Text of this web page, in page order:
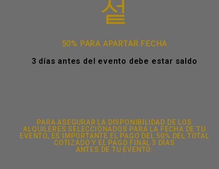
50% PARA APARTAR FECHA
3 días antes del evento debe estar saldo
PARA ASEGURAR LA DISPONIBILIDAD DE LOS
ALQUILERES SELECCIONADOS PARA LA FECHA DE TU
EVENTO, ES IMPORTANTE EL PAGO DEL 50% DEL TOTAL
COTIZADO Y EL PAGO FINAL 3 DÍAS
ANTES DE TU EVENTO.